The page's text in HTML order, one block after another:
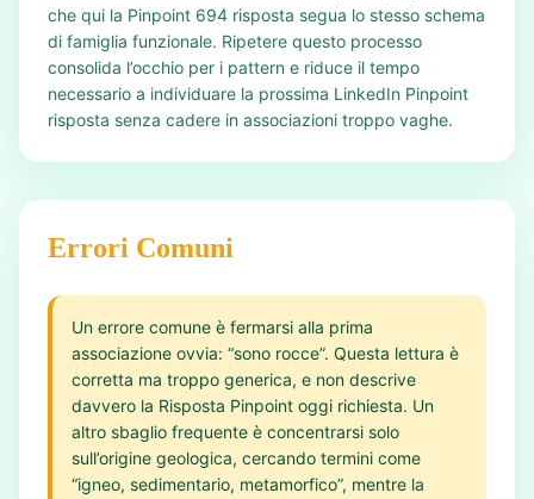
che qui la Pinpoint 694 risposta segua lo stesso schema
di famiglia funzionale. Ripetere questo processo
consolida l’occhio per i pattern e riduce il tempo
necessario a individuare la prossima LinkedIn Pinpoint
risposta senza cadere in associazioni troppo vaghe.
Errori Comuni
Un errore comune è fermarsi alla prima
associazione ovvia: “sono rocce”. Questa lettura è
corretta ma troppo generica, e non descrive
davvero la Risposta Pinpoint oggi richiesta. Un
altro sbaglio frequente è concentrarsi solo
sull’origine geologica, cercando termini come
“igneo, sedimentario, metamorfico”, mentre la